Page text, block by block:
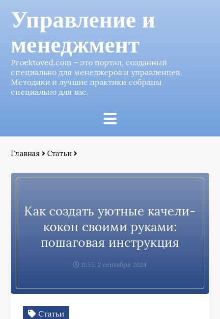
Управление и
менеджмент
Proektoved.com – это портал, созданный
специально для менеджеров и управленцев.
Методики и лучшие практики собраны
специально для вас.
Главная Статьи
Как создать уютные качели-
кокон своими руками:
пошаговая инструкция
11:55, 2 сентября 2024
Статьи